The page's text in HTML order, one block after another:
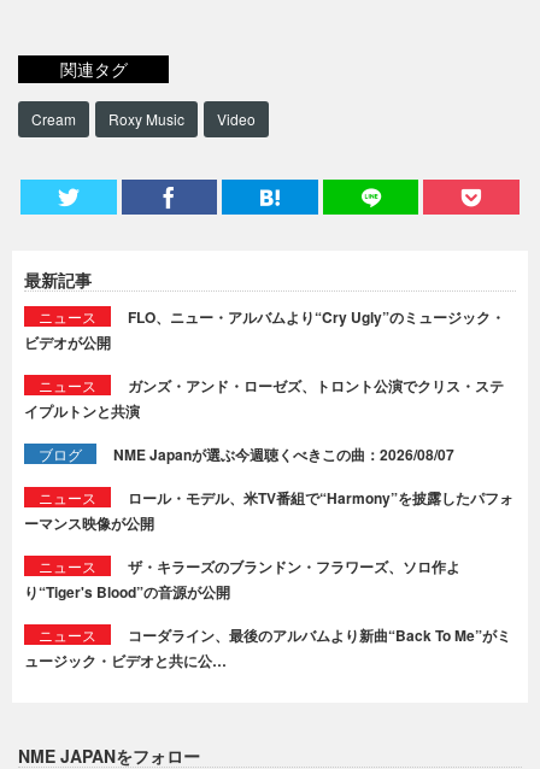
関連タグ
Cream Roxy Music Video
最新記事
ニュース
FLO、ニュー・アルバムより“Cry Ugly”のミュージック・
ビデオが公開
ニュース
ガンズ・アンド・ローゼズ、トロント公演でクリス・ステ
イプルトンと共演
ブログ NME Japanが選ぶ今週聴くべきこの曲：2026/08/07
ニュース
ロール・モデル、米TV番組で“Harmony”を披露したパフォ
ーマンス映像が公開
ニュース
ザ・キラーズのブランドン・フラワーズ、ソロ作よ
り“Tiger's Blood”の音源が公開
ニュース
コーダライン、最後のアルバムより新曲“Back To Me”がミ
ュージック・ビデオと共に公…
NME JAPANをフォロー